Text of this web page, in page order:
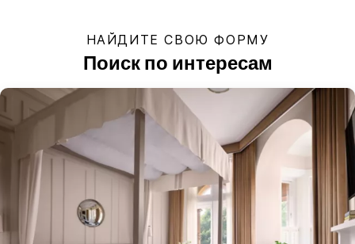
НАЙДИТЕ СВОЮ ФОРМУ
Поиск по интересам